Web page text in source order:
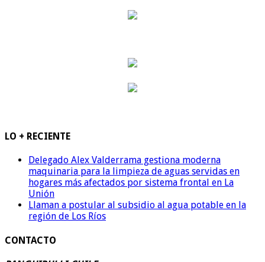
LO + RECIENTE
Delegado Alex Valderrama gestiona moderna
maquinaria para la limpieza de aguas servidas en
hogares más afectados por sistema frontal en La
Unión
Llaman a postular al subsidio al agua potable en la
región de Los Ríos
CONTACTO